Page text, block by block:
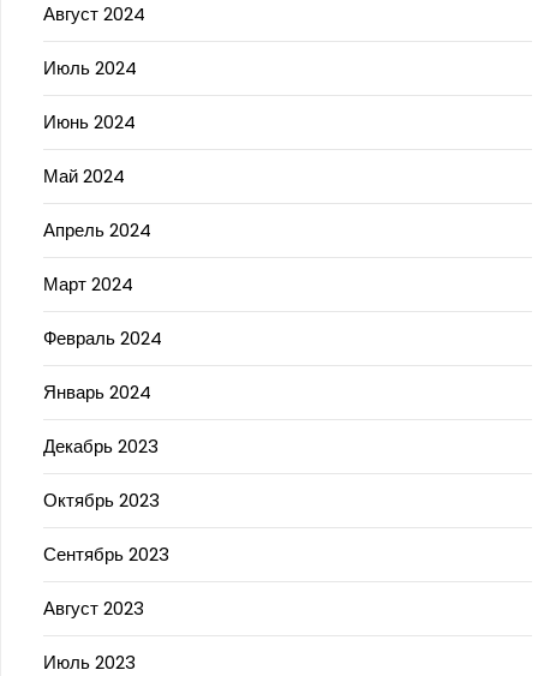
Август 2024
Июль 2024
Июнь 2024
Май 2024
Апрель 2024
Март 2024
Февраль 2024
Январь 2024
Декабрь 2023
Октябрь 2023
Сентябрь 2023
Август 2023
Июль 2023